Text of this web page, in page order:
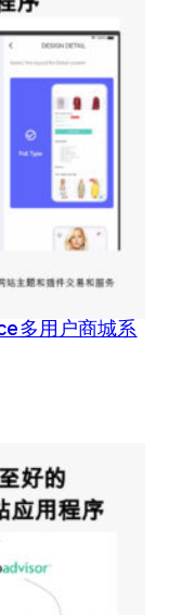
多用户商城系